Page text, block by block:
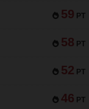
59 PT
58 PT
52 PT
46 PT